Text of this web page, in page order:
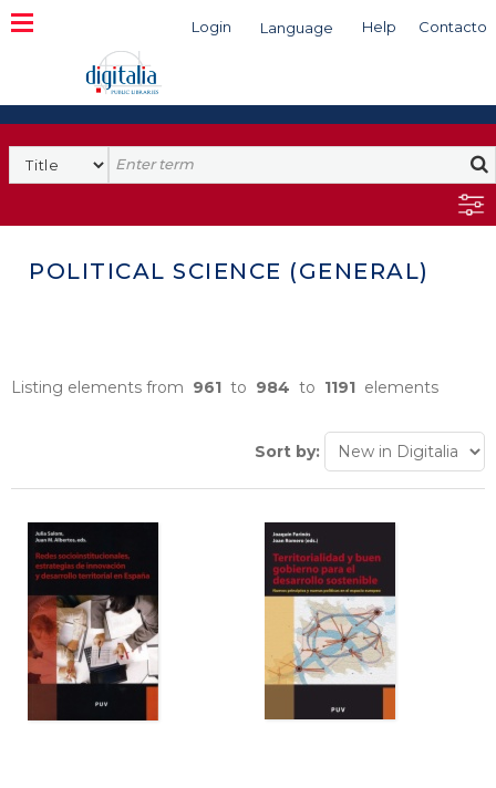
Login Language Help Contacto
Search
POLITICAL SCIENCE (GENERAL)
Listing elements from 961 to 984 to 1191 elements
Sort by: